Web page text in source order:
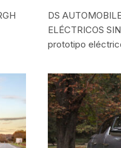
DS
ELÉCTRICOS
prototipo